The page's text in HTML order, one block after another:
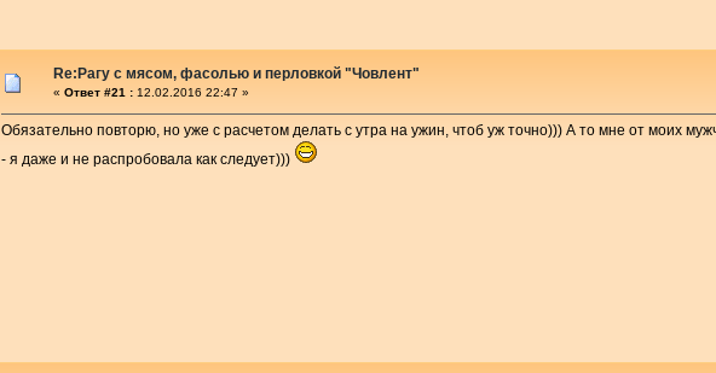
Re:Рагу с мясом, фасолью и перловкой "Човлент"
« Ответ #21 : 12.02.2016 22:47 »
Обязательно повторю, но уже с расчетом делать с утра на ужин, чтоб уж точно))) А то мне от моих
- я даже и не распробовала как следует)))